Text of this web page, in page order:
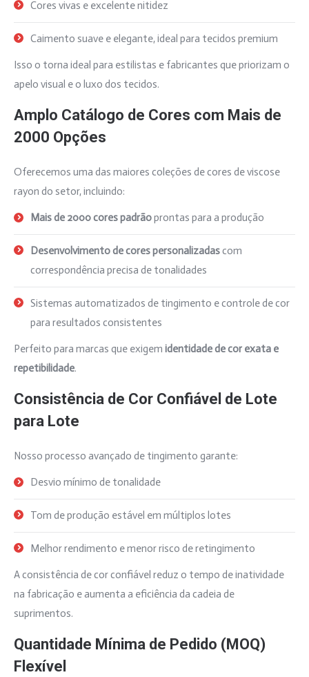
Cores vivas e excelente nitidez
Caimento suave e elegante, ideal para tecidos premium
Isso o torna ideal para estilistas e fabricantes que priorizam o
apelo visual e o luxo dos tecidos.
Amplo Catálogo de Cores com Mais de
2000 Opções
Oferecemos uma das maiores coleções de cores de viscose
rayon do setor, incluindo:
Mais de 2000 cores padrãoprontas para a produção
Desenvolvimento de cores personalizadascom
correspondência precisa de tonalidades
Sistemas automatizados de tingimento e controle de cor
para resultados consistentes
Perfeito para marcas que exigem identidade de cor exata e
repetibilidade.
Consistência de Cor Confiável de Lote
para Lote
Nosso processo avançado de tingimento garante:
Desvio mínimo de tonalidade
Tom de produção estável em múltiplos lotes
Melhor rendimento e menor risco de retingimento
A consistência de cor confiável reduz o tempo de inatividade
na fabricação e aumenta a eficiência da cadeia de
suprimentos.
Quantidade Mínima de Pedido (MOQ)
Flexível